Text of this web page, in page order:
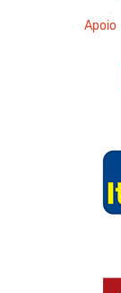
Apoio